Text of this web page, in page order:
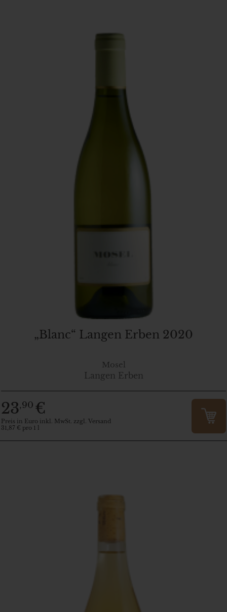
„Blanc“ Langen Erben 2020
Mosel
Langen Erben
23,90 €
Preis in Euro inkl. MwSt. zzgl. Versand
31,87 € pro 1 l